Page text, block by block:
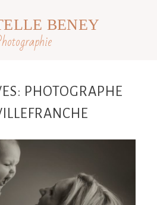
BENEY
PHOTOGRAPHE